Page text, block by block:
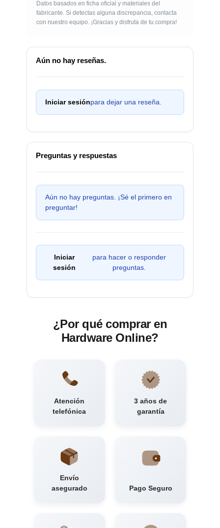
Datos basados en ficha oficial y materiales del
fabricante. Si detectas alguna discrepancia, contacta
con nuestro equipo. ¡Gracias y disfruta de tu compra!
Aún no hay reseñas.
Iniciar sesiónpara dejar una reseña.
Preguntas y respuestas
Aún no hay preguntas. ¡Sé el primero en
preguntar!
Iniciar
sesión
para hacer o responder
preguntas.
¿Por qué comprar en
Hardware Online?
Atención
telefónica
3 años de
garantía
Envío
asegurado
Pago Seguro